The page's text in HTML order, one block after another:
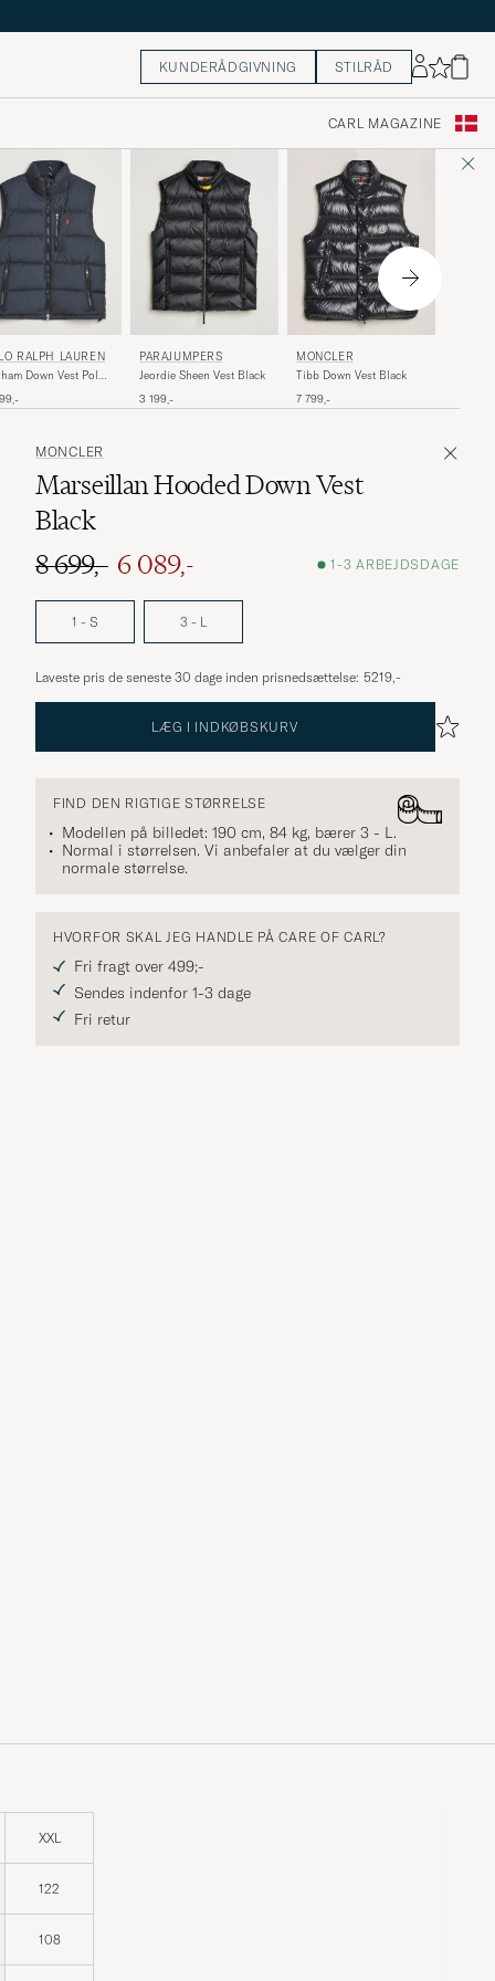
KUNDERÅDGIVNING STILRÅD
CARL MAGAZINE
RALPH LAUREN
Down Vest Polo
PARAJUMPERS
Jeordie Sheen Vest Black
3 199,-
MONCLER
Tibb Down Vest Black
7 799,-
MONCLER
Marseillan Hooded Down Vest
Black
Ordinary pris
8 699,-
Nedsat pris
6 089,- 1-3 ARBEJDSDAGE
1 - S 3 - L
Laveste pris de seneste 30 dage inden prisnedsættelse: 5219,-
LÆG I INDKØBSKURV
FIND DEN RIGTIGE STØRRELSE
Modellen på billedet: 190 cm, 84 kg, bærer 3 - L.
Normal i størrelsen. Vi anbefaler at du vælger din
normale størrelse.
HVORFOR SKAL JEG HANDLE PÅ CARE OF CARL?
Fri fragt over 499;-
Sendes indenfor 1-3 dage
Fri retur
XXL
122
108